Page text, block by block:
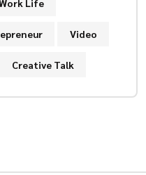
Life
Video
Creative Talk